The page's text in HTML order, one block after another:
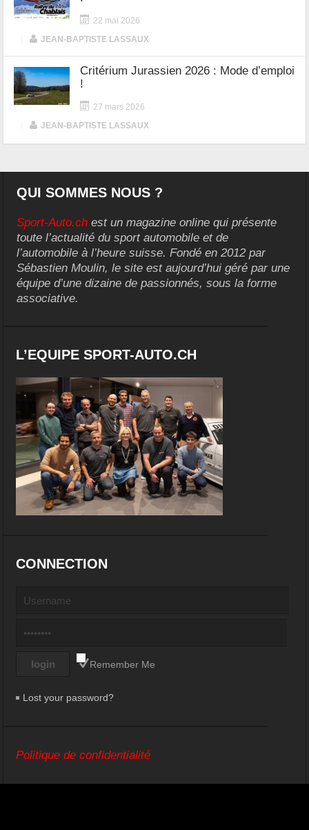
22 mai 2026
JEAN-BAPTISTE LASSAUX
Critérium Jurassien 2026 : Mode d’emploi
!
27 mars 2026
JEAN-BAPTISTE LASSAUX
QUI SOMMES NOUS ?
Sport-Auto.ch est un magazine online qui présente
toute l’actualité du sport automobile et de
l’automobile à l’heure suisse. Fondé en 2012 par
Sébastien Moulin, le site est aujourd’hui géré par une
équipe d’une dizaine de passionnés, sous la forme
associative.
L’EQUIPE SPORT-AUTO.CH
CONNECTION
Remember Me
Lost your password?
Politique de confidentialité